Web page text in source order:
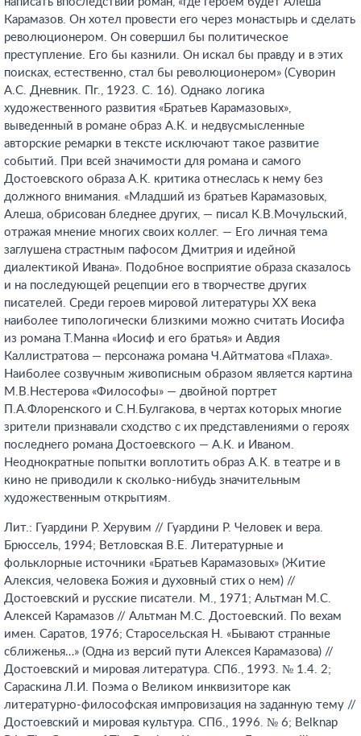
Карамазов. Он хотел провести его через монастырь и сделать
революционером. Он совершил бы политическое
преступление. Его бы казнили. Он искал бы правду и в этих
поисках, естественно, стал бы революционером» (Суворин
А.С. Дневник. Пг., 1923. С. 16). Однако логика
художественного развития «Братьев Карамазовых»,
выведенный в романе образ А.К. и недвусмысленные
авторские ремарки в тексте исключают такое развитие
событий. При всей значимости для романа и самого
Достоевского образа А.К. критика отнеслась к нему без
должного внимания. «Младший из братьев Карамазовых,
Алеша, обрисован бледнее других, — писал К.В.Мочульский,
отражая мнение многих своих коллег. — Его личная тема
заглушена страстным пафосом Дмитрия и идейной
диалектикой Ивана». Подобное восприятие образа сказалось
и на последующей рецепции его в творчестве других
писателей. Среди героев мировой литературы XX века
наиболее типологически близкими можно считать Иосифа
из романа Т.Манна «Иосиф и его братья» и Авдия
Каллистратова — персонажа романа Ч.Айтматова «Плаха».
Наиболее созвучным живописным образом является картина
М.В.Нестерова «Философы» — двойной портрет
П.А.Флоренского и С.Н.Булгакова, в чертах которых многие
зрители признавали сходство с их представлениями о героях
последнего романа Достоевского — А.К. и Иваном.
Неоднократные попытки воплотить образ А.К. в театре и в
кино не приводили к сколько-нибудь значительным
художественным открытиям.
Лит.: Гуардини Р. Херувим // Гуардини Р. Человек и вера.
Брюссель, 1994; Ветловская В.Е. Литературные и
фольклорные источники «Братьев Карамазовых» (Житие
Алексия, человека Божия и духовный стих о нем) //
Достоевский и русские писатели. М., 1971; Альтман М.С.
Алексей Карамазов // Альтман М.С. Достоевский. По вехам
имен. Саратов, 1976; Старосельская Н. «Бывают странные
сближенья…» (Одна из версий пути Алексея Карамазова) //
Достоевский и мировая литература. СПб., 1993. № 1.4. 2;
Сараскина Л.И. Поэма о Великом инквизиторе как
литературно-философская импровизация на заданную тему //
Достоевский и мировая культура. СПб., 1996. № 6; Belknap